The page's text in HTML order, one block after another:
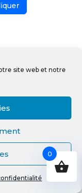
site web et notre
0